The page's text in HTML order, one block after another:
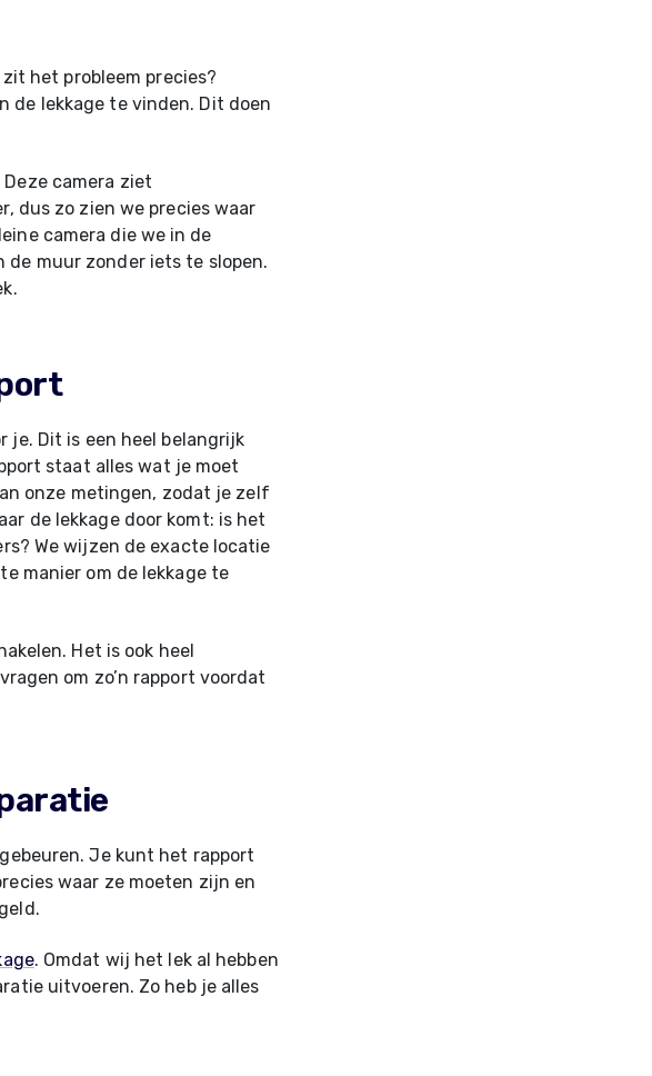
het probleem precies?
de lekkage te vinden. Dit doen
camera ziet
dus zo zien we precies waar
camera die we in de
de muur zonder iets te slopen.
je. Dit is een heel belangrijk
staat alles wat je moet
onze metingen, zodat je zelf
de lekkage door komt: is het
We wijzen de exacte locatie
manier om de lekkage te
Het is ook heel
om zo’n rapport voordat
Je kunt het rapport
waar ze moeten zijn en
. Omdat wij het lek al hebben
uitvoeren. Zo heb je alles